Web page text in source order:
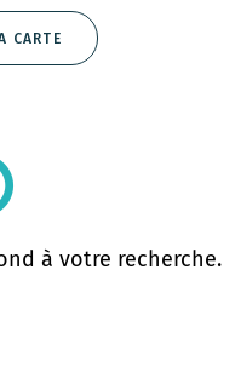
CARTE
à votre recherche.